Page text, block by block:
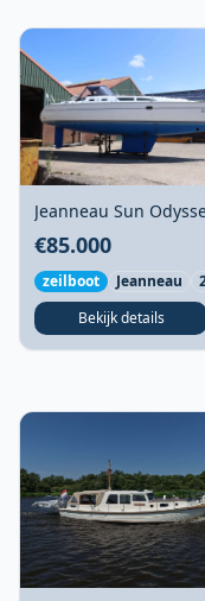
Jeanneau Sun
€85.000
zeilboot Jeanneau
Bekijk details